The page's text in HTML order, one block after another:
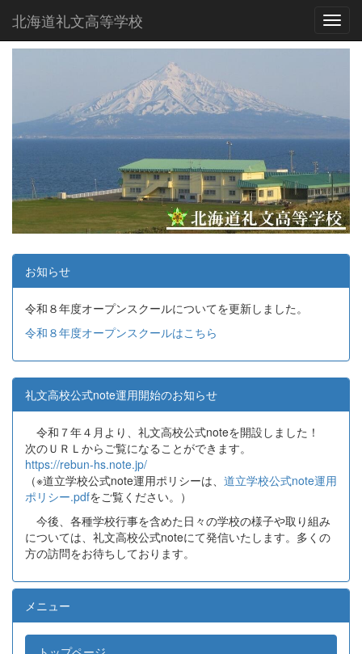
北海道礼文高等学校
お知らせ
令和８年度オープンスクールについてを更新しました。
令和８年度オープンスクールはこちら
礼文高校公式note運用開始のお知らせ
令和７年４月より、礼文高校公式noteを開設しました！
次のＵＲＬからご覧になることができます。
https://rebun-hs.note.jp/
（※道立学校公式note運用ポリシーは、 道立学校公式note運用
ポリシー.pdfをご覧ください。）
今後、各種学校行事を含めた日々の学校の様子や取り組み
については、礼文高校公式noteにて発信いたします。多くの
方の訪問をお待ちしております。
メニュー